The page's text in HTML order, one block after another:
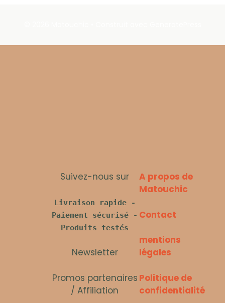
Suivez-nous sur
Livraison rapide -
Paiement sécurisé -
Produits testés
Newsletter
Promos partenaires
/ Affiliation
A propos de
Matouchic
Contact
mentions
légales
Politique de
confidentialité